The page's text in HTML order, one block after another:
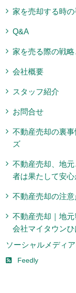
家を売却する時
Q&A
家を売る際の戦略
会社概要
スタッフ紹介
お問合せ
不動産売却の裏
ズ
不動産売却、地
者は果たして安心
不動産売却の注
不動産売却｜地
会社マイタウン
ソーシャルメディア
Feedly